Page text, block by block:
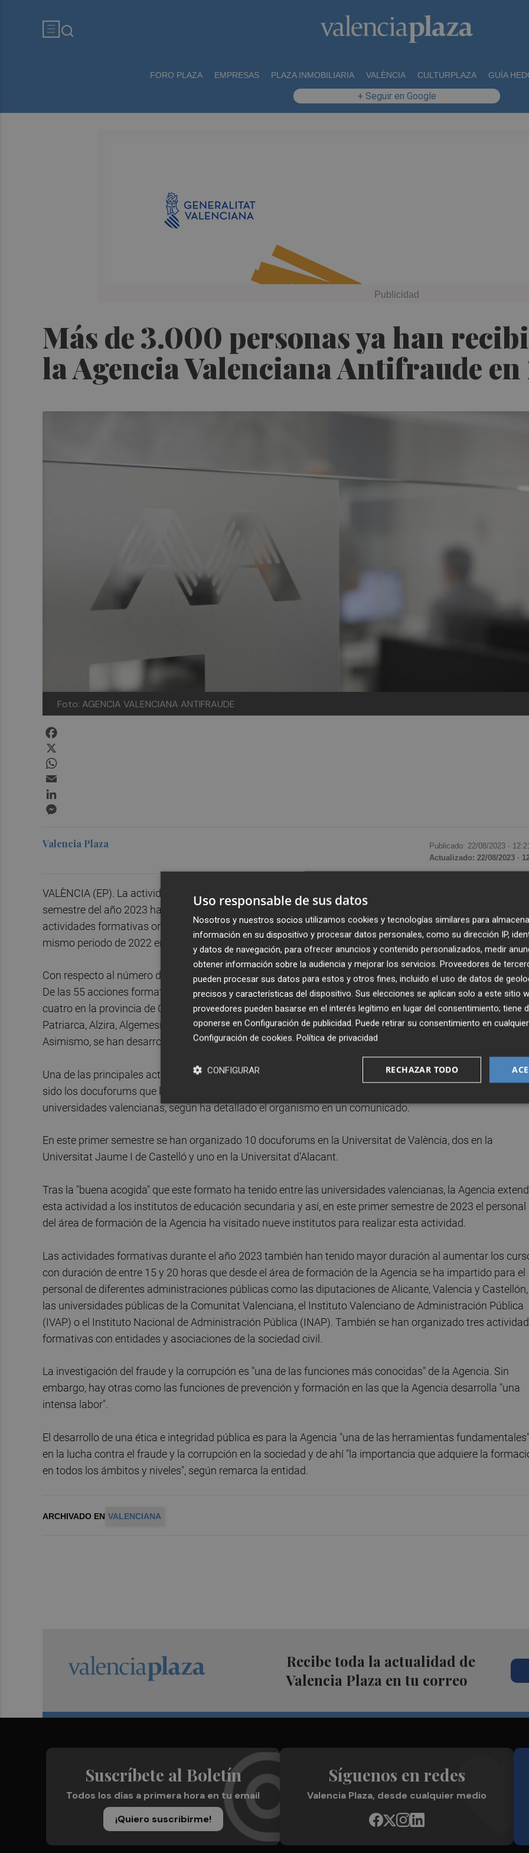
FORO PLAZA EMPRESAS PLAZA INMOBILIARIA VALÈNCIA CULTURPLAZA GUÍA
+ Seguir en Google
Más de 3.000 personas ya han
la Agencia Valenciana Antifraude en
Foto: AGENCIA VALENCIANA ANTIFRAUDE
Valencia Plaza Publicado: 22/08/2023 ·
Actualizado: 22/08/2023 ·
VALÈNCIA (EP). La actividad formativa desarrollada por la Agencia Valenciana Antifraude durante el primer
semestre del año 2023 ha permitido que más 3.300 personas hayan participado en alguna de las 55
actividades formativas organizadas. Esta cifra supone un incremento del 72 por ciento con respecto al
mismo periodo de 2022 en el que se organizaron 33 actividades formativas.
Con respecto al número de participantes, ha aumentado un 50%, al pasar de 2.191 a los 3.300 de este
De las 55 acciones formativas, seis de ellas se han desarrollado en la provincia de Alicante (Alicante y
cuatro en la provincia de Castellón (Vinaròs y Castellón) y 29 en la provincia de Valencia (Requena, Alfara
Patriarca, Alzira, Algemesí, Sagunt, Riba-roja de Túria, Quart de Poblet, Cullera, Ontinyent y València).
Asimismo, se han desarrollado 16 actividades en la modalidad online.
Una de las principales actividades formativas que se han desarrollado en este primer semestre de 2023
sido los docuforums que la Agencia imparte "desde hace algunos años" con el alumnado de las
universidades valencianas, según ha detallado el organismo en un comunicado.
En este primer semestre se han organizado 10 docuforums en la Universitat de València, dos en la
Universitat Jaume I de Castelló y uno en la Universitat d'Alacant.
Tras la "buena acogida" que este formato ha tenido entre las universidades valencianas, la Agencia
esta actividad a los institutos de educación secundaria y así, en este primer semestre de 2023 el personal
del área de formación de la Agencia ha visitado nueve institutos para realizar esta actividad.
Las actividades formativas durante el año 2023 también han tenido mayor duración al aumentar los
con duración de entre 15 y 20 horas que desde el área de formación de la Agencia se ha impartido para el
personal de diferentes administraciones públicas como las diputaciones de Alicante, Valencia y Castellón,
las universidades públicas de la Comunitat Valenciana, el Instituto Valenciano de Administración Pública
(IVAP) o el Instituto Nacional de Administración Pública (INAP). También se han organizado tres
formativas con entidades y asociaciones de la sociedad civil.
La investigación del fraude y la corrupción es "una de las funciones más conocidas" de la Agencia. Sin
embargo, hay otras como las funciones de prevención y formación en las que la Agencia desarrolla "una
intensa labor".
El desarrollo de una ética e integridad pública es para la Agencia "una de las herramientas fundamentales"
en la lucha contra el fraude y la corrupción en la sociedad y de ahí "la importancia que adquiere la
en todos los ámbitos y niveles", según remarca la entidad.
ARCHIVADO EN VALENCIANA
Recibe toda la actualidad de
Valencia Plaza en tu correo
Suscríbete al Boletín
Todos los días a primera hora en tu email
¡Quiero suscribirme!
Síguenos en redes
Valencia Plaza, desde cualquier medio
Uso responsable de sus datos
Nosotros y nuestros socios utilizamos cookies y tecnologías similares para
información en su dispositivo y procesar datos personales, como su dirección IP,
y datos de navegación, para ofrecer anuncios y contenido personalizados, medir
obtener información sobre la audiencia y mejorar los servicios. Proveedores de
pueden procesar sus datos para estos y otros fines, incluido el uso de datos de
precisos y características del dispositivo. Sus elecciones se aplican solo a este sitio
proveedores pueden basarse en el interés legítimo en lugar del consentimiento; tiene
oponerse en Configuración de publicidad. Puede retirar su consentimiento en
Configuración de cookies. Política de privacidad
RECHAZAR TODO
CONFIGURAR